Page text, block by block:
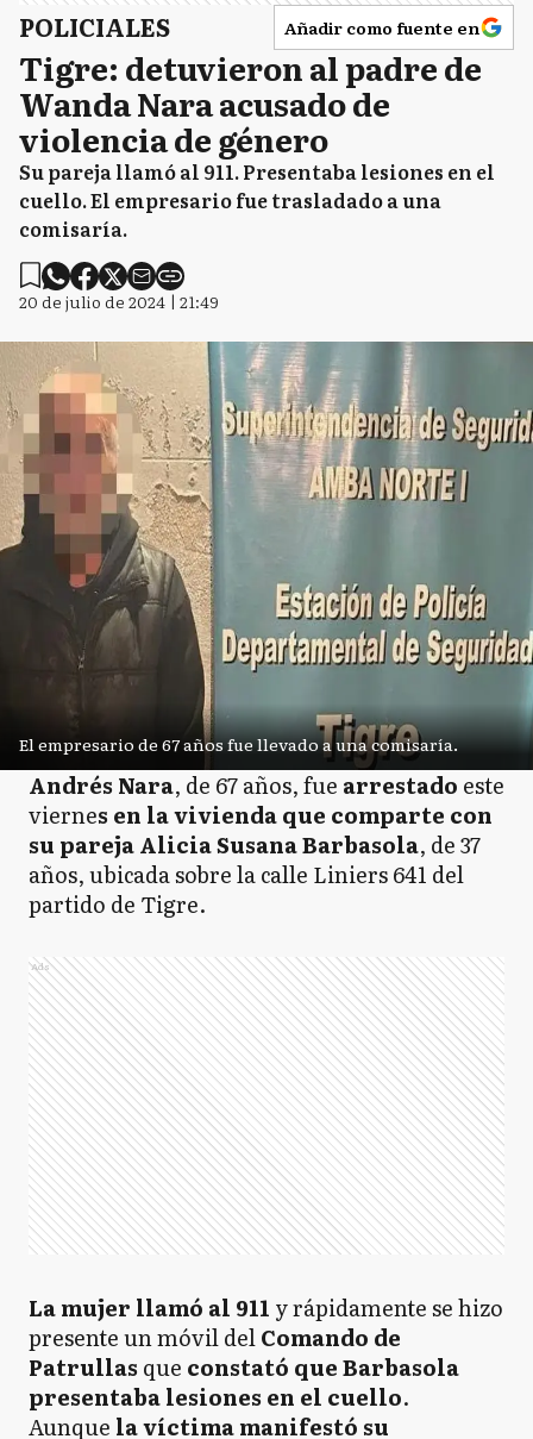
POLICIALES Añadir como fuente en
Tigre: detuvieron al padre de
Wanda Nara acusado de
violencia de género
Su pareja llamó al 911. Presentaba lesiones en el
cuello. El empresario fue trasladado a una
comisaría.
20 de julio de 2024 | 21:49
El empresario de 67 años fue llevado a una comisaría.
Andrés Nara, de 67 años, fue arrestado este
viernes en la vivienda que comparte con
su pareja Alicia Susana Barbasola, de 37
años, ubicada sobre la calle Liniers 641 del
partido de Tigre.
Ads
La mujer llamó al 911 y rápidamente se hizo
presente un móvil delComando de
Patrullas que constató que Barbasola
presentaba lesiones en el cuello.
Aunque la víctima manifestó su